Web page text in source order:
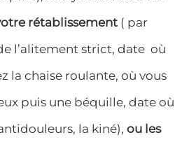
rétablissement( par
l’alitement strict, date où
la chaise roulante, où vous
puis une béquille, date où
la kiné), ou les